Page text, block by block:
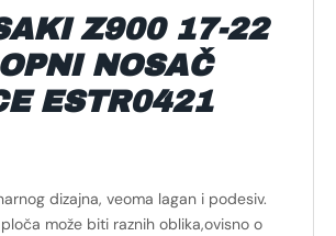
Z900 17-22
NOSAČ
ESTR0421
dizajna, veoma lagan i podesiv.
može biti raznih oblika,ovisno o